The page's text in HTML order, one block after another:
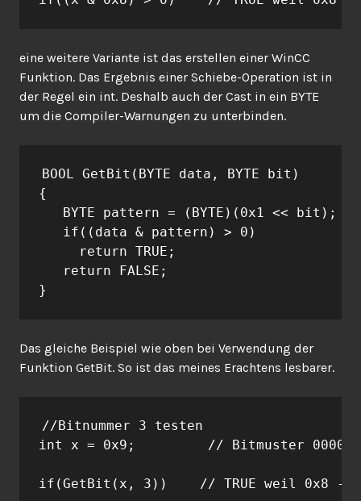
eine weitere Variante ist das erstellen einer WinCC
Funktion. Das Ergebnis einer Schiebe-Operation ist in
der Regel ein int. Deshalb auch der Cast in ein BYTE
um die Compiler-Warnungen zu unterbinden.
BOOL GetBit(BYTE data, BYTE bit)
{
   BYTE pattern = (BYTE)(0x1 << bit);
   if((data & pattern) > 0)
     return TRUE;
   return FALSE;
}
Das gleiche Beispiel wie oben bei Verwendung der
Funktion GetBit. So ist das meines Erachtens lesbarer.
//Bitnummer 3 testen
int x = 0x9;         // Bitmuster 0000
if(GetBit(x, 3))    // TRUE weil 0x8 ->